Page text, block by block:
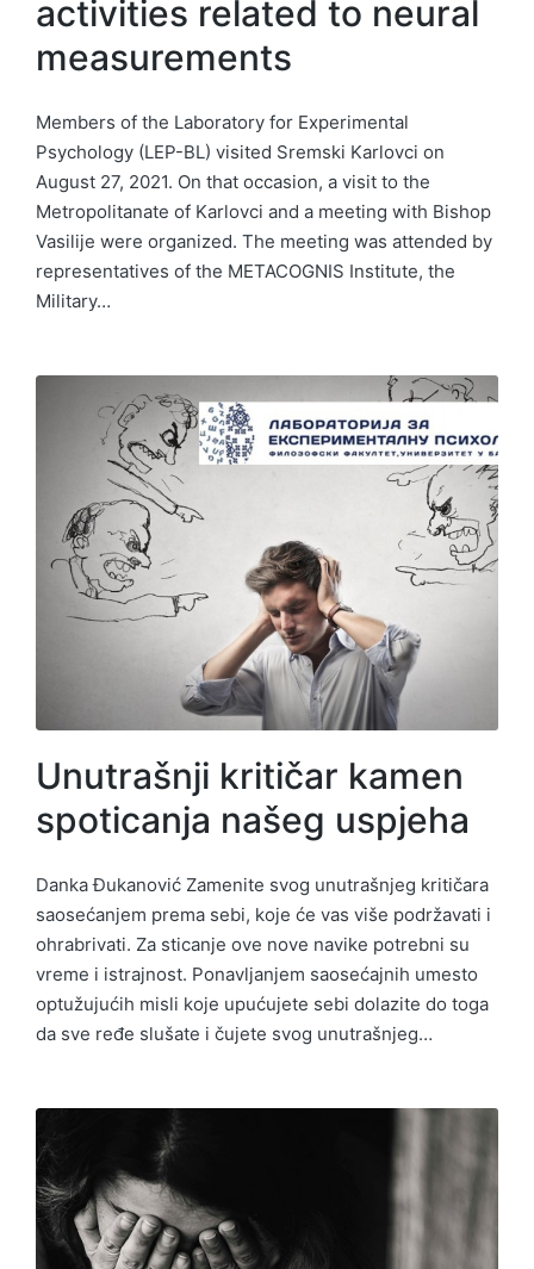
activities related to neural
measurements
Members of the Laboratory for Experimental
Psychology (LEP-BL) visited Sremski Karlovci on
August 27, 2021. On that occasion, a visit to the
Metropolitanate of Karlovci and a meeting with Bishop
Vasilije were organized. The meeting was attended by
representatives of the METACOGNIS Institute, the
Military…
Unutrašnji kritičar kamen
spoticanja našeg uspjeha
Danka Đukanović Zamenite svog unutrašnjeg kritičara
saosećanjem prema sebi, koje će vas više podržavati i
ohrabrivati. Za sticanje ove nove navike potrebni su
vreme i istrajnost. Ponavljanjem saosećajnih umesto
optužujućih misli koje upućujete sebi dolazite do toga
da sve ređe slušate i čujete svog unutrašnjeg…